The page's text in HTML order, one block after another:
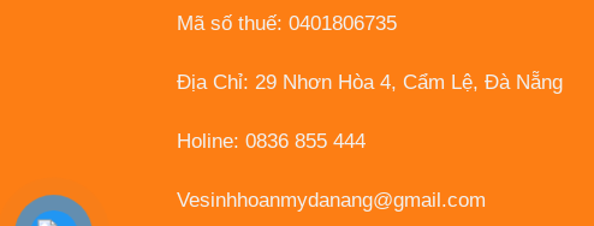
Mã số thuế: 0401806735
Địa Chỉ: 29 Nhơn Hòa 4, Cẩm Lệ, Đà Nẵng
Holine: 0836 855 444
Vesinhhoanmydanang@gmail.com